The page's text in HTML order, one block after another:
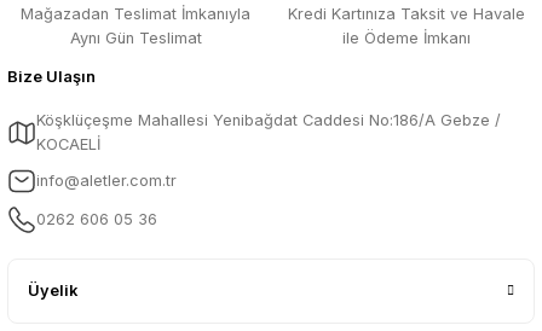
Mağazadan Teslimat İmkanıyla
Aynı Gün Teslimat
Kredi Kartınıza Taksit ve Havale
ile Ödeme İmkanı
Bize Ulaşın
Köşklüçeşme Mahallesi Yenibağdat Caddesi No:186/A Gebze /
KOCAELİ
info@aletler.com.tr
0262 606 05 36
Üyelik